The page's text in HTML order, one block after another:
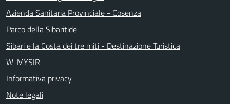
Azienda Sanitaria Provinciale - Cosenza
Parco della Sibaritide
Sibari e la Costa dei tre miti - Destinazione Turistica
W-MYSIR
Informativa privacy
Note legali